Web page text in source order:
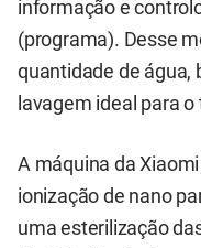
informação e
(programa). Desse
quantidade de água,
lavagem ideal para
A máquina da
ionização de nano
uma esterilização